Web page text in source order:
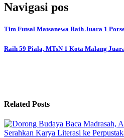
Navigasi pos
Tim Futsal Matsanewa Raih Juara 1
Raih 59 Piala, MTsN 1 Kota Malang
Related Posts